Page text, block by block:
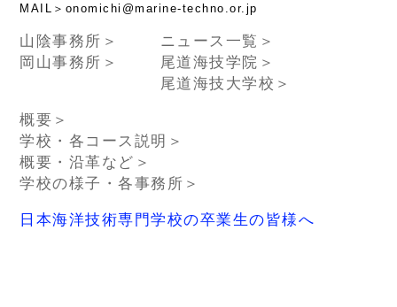
MAIL＞onomichi@marine-techno.or.jp
山陰事務所＞
岡山事務所＞
ニュース一覧＞
尾道海技学院＞
尾道海技大学校＞
概要＞
学校・各コース説明＞
概要・沿革など＞
学校の様子・各事務所＞
日本海洋技術専門学校の卒業生の皆様へ